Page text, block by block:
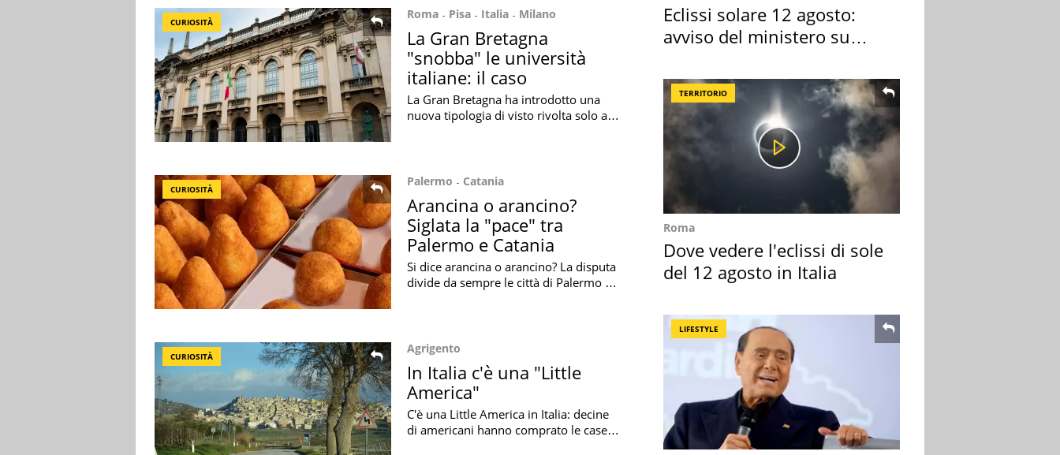
CURIOSITÀ
Roma Pisa Italia Milano
La Gran Bretagna
"snobba" le università
italiane: il caso
La Gran Bretagna ha introdotto una
nuova tipologia di visto rivolta solo agli
CURIOSITÀ
Palermo Catania
Arancina o arancino?
Siglata la "pace" tra
Palermo e Catania
Si dice arancina o arancino? La disputa
divide da sempre le città di Palermo e
CURIOSITÀ
Agrigento
In Italia c'è una "Little
America"
C'è una Little America in Italia: decine
di americani hanno comprato le case
Eclissi solare 12 agosto:
avviso del ministero su
TERRITORIO
Roma
Dove vedere l'eclissi di sole
del 12 agosto in Italia
LIFESTYLE